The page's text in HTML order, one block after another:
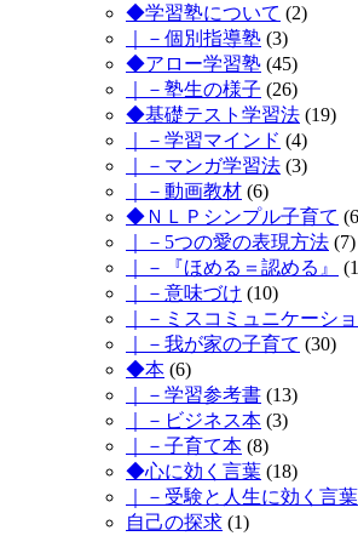
◆学習塾について (2)
｜－個別指導塾 (3)
◆アロー学習塾 (45)
｜－塾生の様子 (26)
◆基礎テスト学習法 (19)
｜－学習マインド (4)
｜－マンガ学習法 (3)
｜－動画教材 (6)
◆ＮＬＰシンプル子育て
｜－5つの愛の表現方法 (7)
｜－『ほめる＝認める』
｜－意味づけ (10)
｜－ミスコミュニケーシ
｜－我が家の子育て (30)
◆本 (6)
｜－学習参考書 (13)
｜－ビジネス本 (3)
｜－子育て本 (8)
◆心に効く言葉 (18)
｜－受験と人生に効く言葉
自己の探求 (1)